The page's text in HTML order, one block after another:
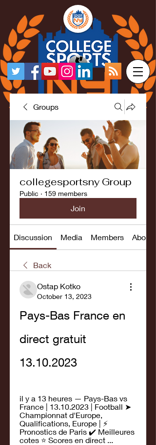
Groups
collegesportsny Group
Public · 159 members
Join
Discussion Media Members About
Back
Ostap Kotko
October 13, 2023
Pays-Bas France en
direct gratuit
13.10.2023
il y a 13 heures — Pays-Bas vs
France | 13.10.2023 | Football ➤
Championnat d'Europe,
Qualifications, Europe | ⚡
Pronostics de Paris ✔️ Meilleures
cotes ⭐ Scores en direct ...